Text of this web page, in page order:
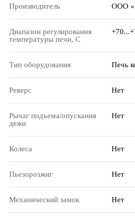
Производитель ООО
Диапазон регулирования
температуры печи, С
Тип оборудования Печь
Реверс Нет
Рычаг подъема/опускания
дежи
Нет
Колеса Нет
Пьезорозжиг Нет
Механический замок Нет